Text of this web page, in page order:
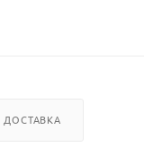
ДОСТАВКА